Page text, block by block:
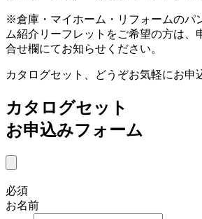
※倉庫・マイホーム・リフォームのパ
ム紹介リーフレットをご希望の方は、
合せ欄にてお知らせください。
カタログセット、どうぞお気軽にお申
カタログセット
お申込みフォーム
必須
お名前